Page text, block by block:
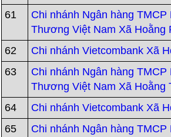
61
Chi nhánh Ngân hàng TMCP
Thương Việt Nam Xã Hoằng
62 Chi nhánh Vietcombank Xã
63
Chi nhánh Ngân hàng TMCP
Thương Việt Nam Xã Hoằng
64 Chi nhánh Vietcombank Xã
65
Chi nhánh Ngân hàng TMCP